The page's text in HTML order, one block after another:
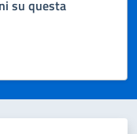
su questa